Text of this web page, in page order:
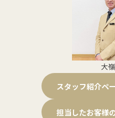
大
スタッフ紹介ペ
担当したお客様